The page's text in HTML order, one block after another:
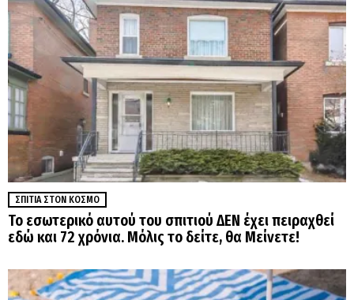
ΣΠΊΤΙΑ ΣΤΟΝ ΚΌΣΜΟ
Το εσωτερικό αυτού του σπιτιού ΔΕΝ έχει πειραχθεί
εδώ και 72 χρόνια. Μόλις το δείτε, θα Μείνετε!